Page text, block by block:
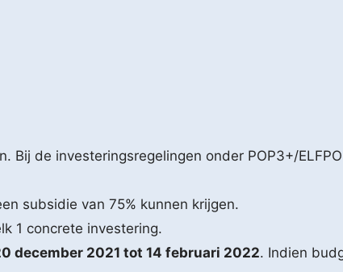
Bij de investeringsregelingen onder POP3+/
subsidie van 75% kunnen krijgen.
1 concrete investering.
december 2021 tot 14 februari 2022. Indien